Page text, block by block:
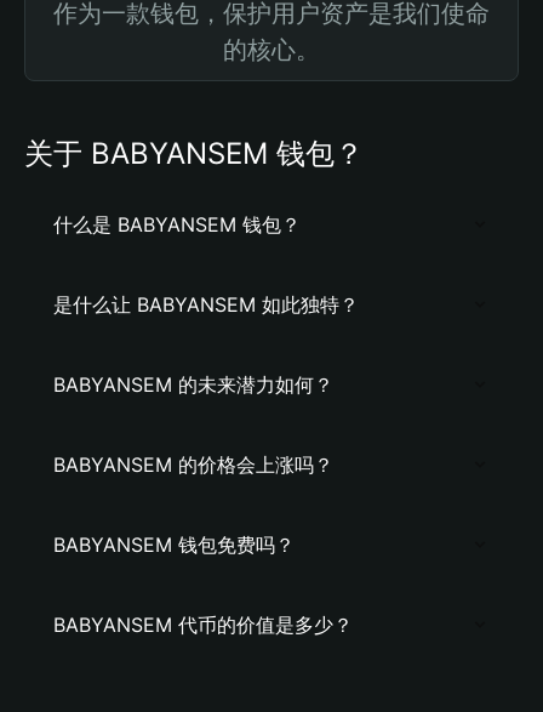
作为一款钱包，保护用户资产是我们使命
的核心。
关于 BABYANSEM 钱包？
什么是 BABYANSEM 钱包？
是什么让 BABYANSEM 如此独特？
BABYANSEM 的未来潜力如何？
BABYANSEM 的价格会上涨吗？
BABYANSEM 钱包免费吗？
BABYANSEM 代币的价值是多少？